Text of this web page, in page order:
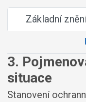
Základní
3.
situace
Stanovení